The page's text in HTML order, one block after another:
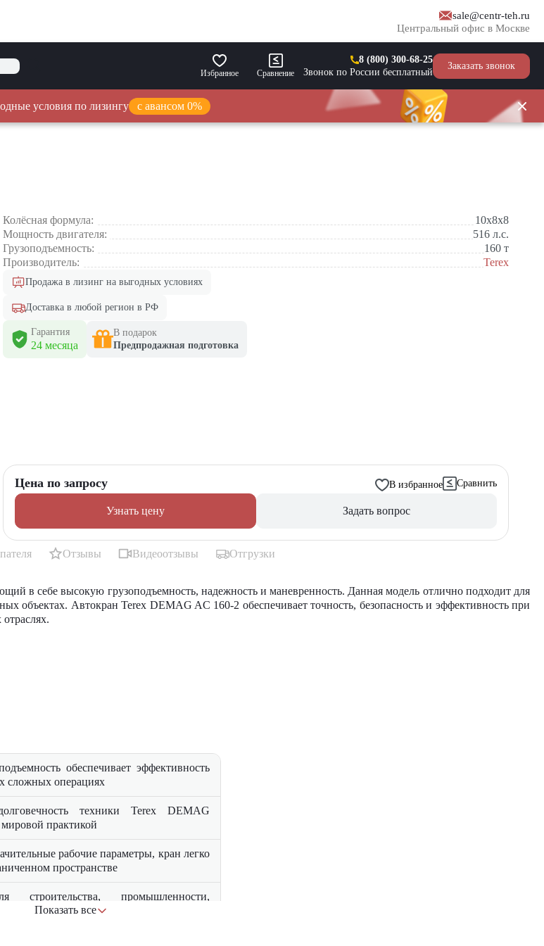
sale@centr-teh.ru
Центральный офис в Москве
Избранное Сравнение
8 (800) 300-68-25
Звонок по России бесплатный
Заказать звонок
условия по лизингу с авансом 0%
Колёсная формула:
10x8x8
Мощность двигателя:
516 л.с.
Грузоподъемность:
160 т
Производитель:
Terex
Продажа в лизинг на выгодных условиях
Доставка в любой регион в РФ
Гарантия
24 месяца
В подарок
Предпродажная подготовка
Цена по запросу В избранное Сравнить
Узнать цену Задать вопрос
Отзывы Видеоотзывы Отгрузки
в себе высокую грузоподъемность, надежность и маневренность. Данная модель отлично подходит для
объектах. Автокран Terex DEMAG AC 160-2 обеспечивает точность, безопасность и эффективность при
обеспечивает эффективность
сложных операциях
техники Terex DEMAG
практикой
рабочие параметры, кран легко
пространстве
строительства, промышленности,
отрасли
современным экологическим
Показать все